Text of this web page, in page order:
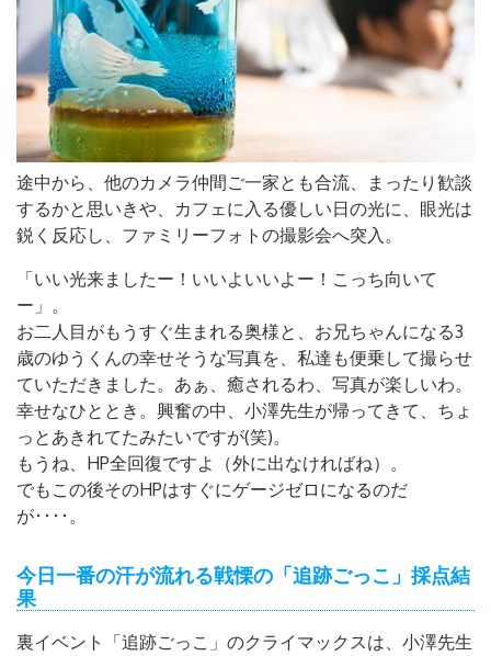
途中から、他のカメラ仲間ご一家とも合流、まったり歓談
するかと思いきや、カフェに入る優しい日の光に、眼光は
鋭く反応し、ファミリーフォトの撮影会へ突入。
「いい光来ましたー！いいよいいよー！こっち向いて
ー」。
お二人目がもうすぐ生まれる奥様と、お兄ちゃんになる3
歳のゆうくんの幸せそうな写真を、私達も便乗して撮らせ
ていただきました。あぁ、癒されるわ、写真が楽しいわ。
幸せなひととき。興奮の中、小澤先生が帰ってきて、ちょ
っとあきれてたみたいですが(笑)。
もうね、HP全回復ですよ（外に出なければね）。
でもこの後そのHPはすぐにゲージゼロになるのだ
が････。
今日一番の汗が流れる戦慄の「追跡ごっこ」採点結
果
裏イベント「追跡ごっこ」のクライマックスは、小澤先生